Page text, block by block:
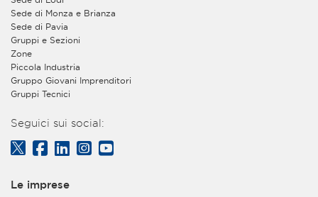
Sede di Monza e Brianza
Sede di Pavia
Gruppi e Sezioni
Zone
Piccola Industria
Gruppo Giovani Imprenditori
Gruppi Tecnici
Seguici sui social:
Le imprese